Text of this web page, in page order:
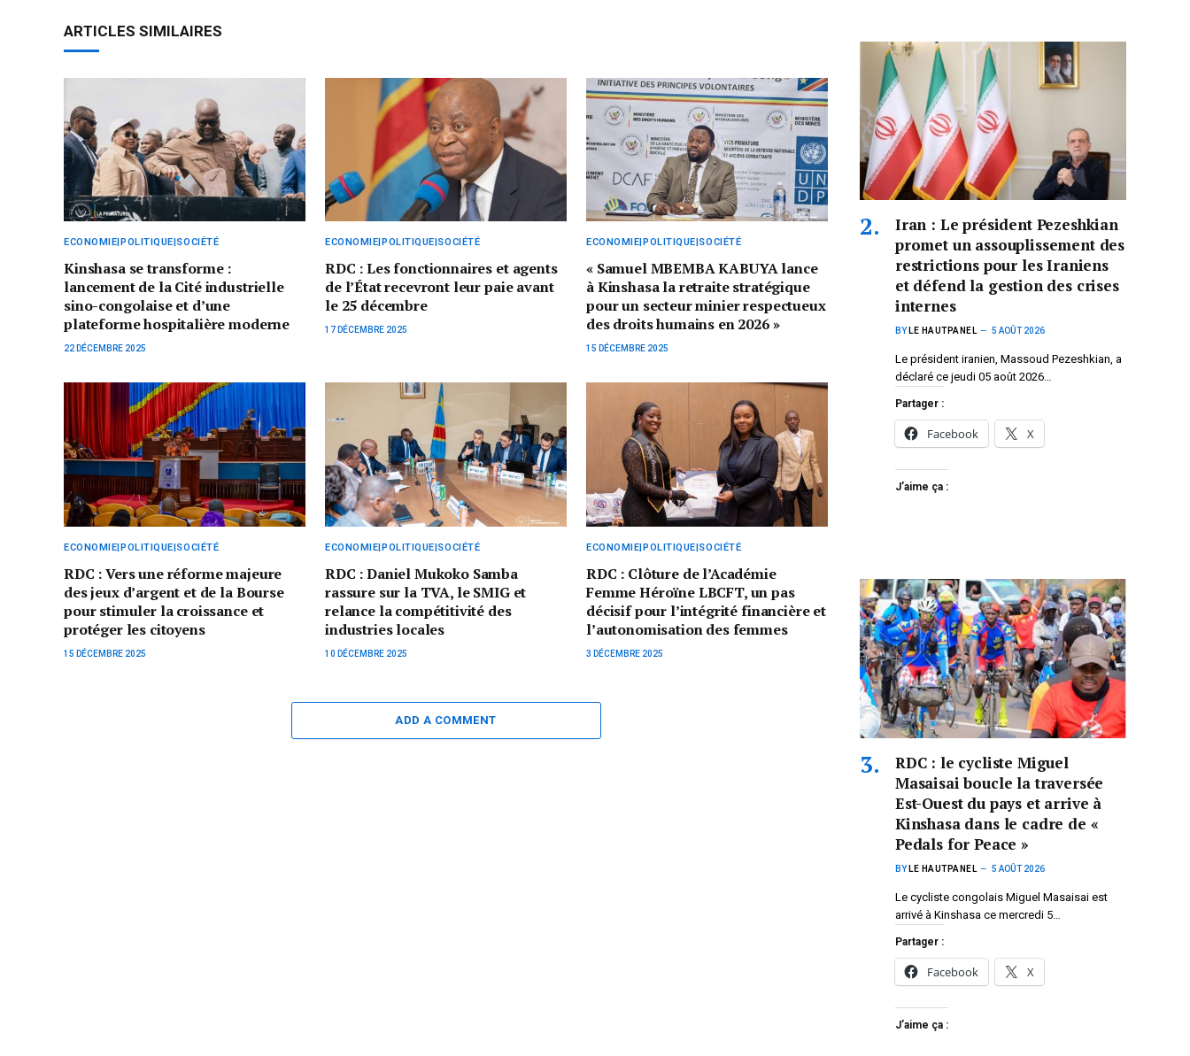
ARTICLES SIMILAIRES
ECONOMIE|POLITIQUE|SOCIÉTÉ
Kinshasa se transforme :
lancement de la Cité industrielle
sino-congolaise et d’une
plateforme hospitalière moderne
22 DÉCEMBRE 2025
ECONOMIE|POLITIQUE|SOCIÉTÉ
RDC : Les fonctionnaires et agents
de l’État recevront leur paie avant
le 25 décembre
17 DÉCEMBRE 2025
ECONOMIE|POLITIQUE|SOCIÉTÉ
« Samuel MBEMBA KABUYA lance
à Kinshasa la retraite stratégique
pour un secteur minier respectueux
des droits humains en 2026 »
15 DÉCEMBRE 2025
ECONOMIE|POLITIQUE|SOCIÉTÉ
RDC : Vers une réforme majeure
des jeux d’argent et de la Bourse
pour stimuler la croissance et
protéger les citoyens
15 DÉCEMBRE 2025
ECONOMIE|POLITIQUE|SOCIÉTÉ
RDC : Daniel Mukoko Samba
rassure sur la TVA, le SMIG et
relance la compétitivité des
industries locales
10 DÉCEMBRE 2025
ECONOMIE|POLITIQUE|SOCIÉTÉ
RDC : Clôture de l’Académie
Femme Héroïne LBCFT, un pas
décisif pour l’intégrité financière et
l’autonomisation des femmes
3 DÉCEMBRE 2025
ADD A COMMENT
Iran : Le président Pezeshkian
promet un assouplissement des
restrictions pour les Iraniens
et défend la gestion des crises
internes
BY LE HAUTPANEL 5 AOÛT 2026
Le président iranien, Massoud Pezeshkian, a
déclaré ce jeudi 05 août 2026…
Partager :
Facebook X
J’aime ça :
RDC : le cycliste Miguel
Masaisai boucle la traversée
Est-Ouest du pays et arrive à
Kinshasa dans le cadre de «
Pedals for Peace »
BY LE HAUTPANEL 5 AOÛT 2026
Le cycliste congolais Miguel Masaisai est
arrivé à Kinshasa ce mercredi 5…
Partager :
Facebook X
J’aime ça :